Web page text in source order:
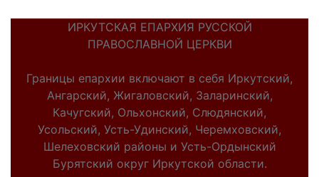
ИРКУТСКАЯ ЕПАРХИЯ РУССКОЙ
ПРАВОСЛАВНОЙ ЦЕРКВИ
Границы епархии включают в себя Иркутский,
Ангарский, Жигаловский, Заларинский,
Качугский, Ольхонский, Слюдянский,
Усольский, Усть-Удинский, Черемховский,
Шелеховский районы и Усть-Ордынский
Бурятский округ Иркутской области.